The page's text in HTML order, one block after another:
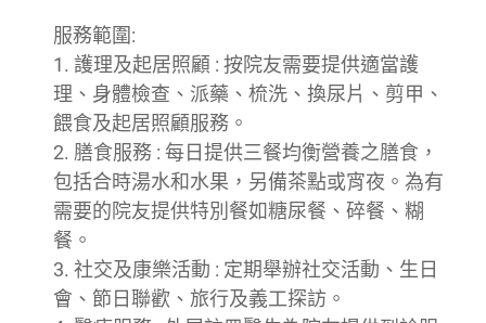
服務範圍:
1. 護理及起居照顧 : 按院友需要提供適當護
理、身體檢查、派藥、梳洗、換尿片、剪甲、
餵食及起居照顧服務。
2. 膳食服務 : 每日提供三餐均衡營養之膳食，
包括合時湯水和水果，另備茶點或宵夜。為有
需要的院友提供特別餐如糖尿餐、碎餐、糊
餐。
3. 社交及康樂活動 : 定期舉辦社交活動、生日
會、節日聯歡、旅行及義工探訪。